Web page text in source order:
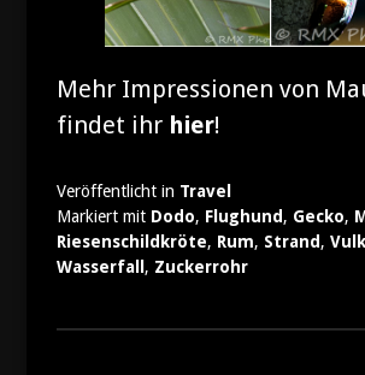
Mehr Impressionen von
findet ihr hier!
Veröffentlicht in Travel
Markiert mit Dodo, Flughund , Gecko,
Riesenschildkröte, Rum, Strand ,
Wasserfall , Zuckerrohr